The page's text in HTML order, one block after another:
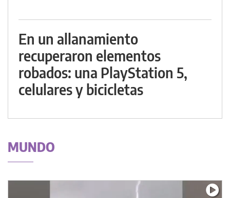
En un allanamiento
recuperaron elementos
robados: una PlayStation 5,
celulares y bicicletas
MUNDO